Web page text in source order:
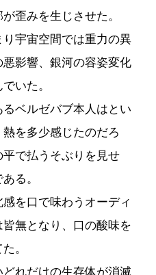
歪みを生じさせた。
宇宙空間では重力の異
影響、銀河の容姿変化
いた。
ベルゼバブ本人はとい
を多少感じたのだろ
で払うそぶりを見せ
る。
を口で味わうオーディ
無となり、口の酸味を
。
どれだけの生存体が消滅